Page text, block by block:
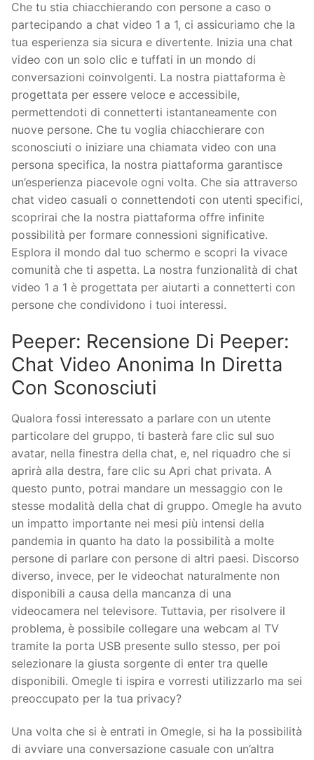
Che tu stia chiacchierando con persone a caso o
partecipando a chat video 1 a 1, ci assicuriamo che la
tua esperienza sia sicura e divertente. Inizia una chat
video con un solo clic e tuffati in un mondo di
conversazioni coinvolgenti. La nostra piattaforma è
progettata per essere veloce e accessibile,
permettendoti di connetterti istantaneamente con
nuove persone. Che tu voglia chiacchierare con
sconosciuti o iniziare una chiamata video con una
persona specifica, la nostra piattaforma garantisce
un’esperienza piacevole ogni volta. Che sia attraverso
chat video casuali o connettendoti con utenti specifici,
scoprirai che la nostra piattaforma offre infinite
possibilità per formare connessioni significative.
Esplora il mondo dal tuo schermo e scopri la vivace
comunità che ti aspetta. La nostra funzionalità di chat
video 1 a 1 è progettata per aiutarti a connetterti con
persone che condividono i tuoi interessi.
Peeper: Recensione Di Peeper:
Chat Video Anonima In Diretta
Con Sconosciuti
Qualora fossi interessato a parlare con un utente
particolare del gruppo, ti basterà fare clic sul suo
avatar, nella finestra della chat, e, nel riquadro che si
aprirà alla destra, fare clic su Apri chat privata. A
questo punto, potrai mandare un messaggio con le
stesse modalità della chat di gruppo. Omegle ha avuto
un impatto importante nei mesi più intensi della
pandemia in quanto ha dato la possibilità a molte
persone di parlare con persone di altri paesi. Discorso
diverso, invece, per le videochat naturalmente non
disponibili a causa della mancanza di una
videocamera nel televisore. Tuttavia, per risolvere il
problema, è possibile collegare una webcam al TV
tramite la porta USB presente sullo stesso, per poi
selezionare la giusta sorgente di enter tra quelle
disponibili. Omegle ti ispira e vorresti utilizzarlo ma sei
preoccupato per la tua privacy?
Una volta che si è entrati in Omegle, si ha la possibilità
di avviare una conversazione casuale con un’altra